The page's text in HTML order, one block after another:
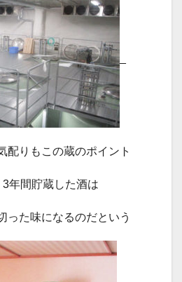
配りもこの蔵のポイント
3年間貯蔵した酒は
った味になるのだという